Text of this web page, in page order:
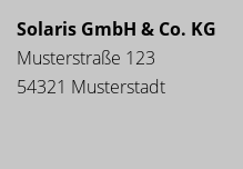
Solaris GmbH & Co. KG
Musterstraße 123
54321 Musterstadt